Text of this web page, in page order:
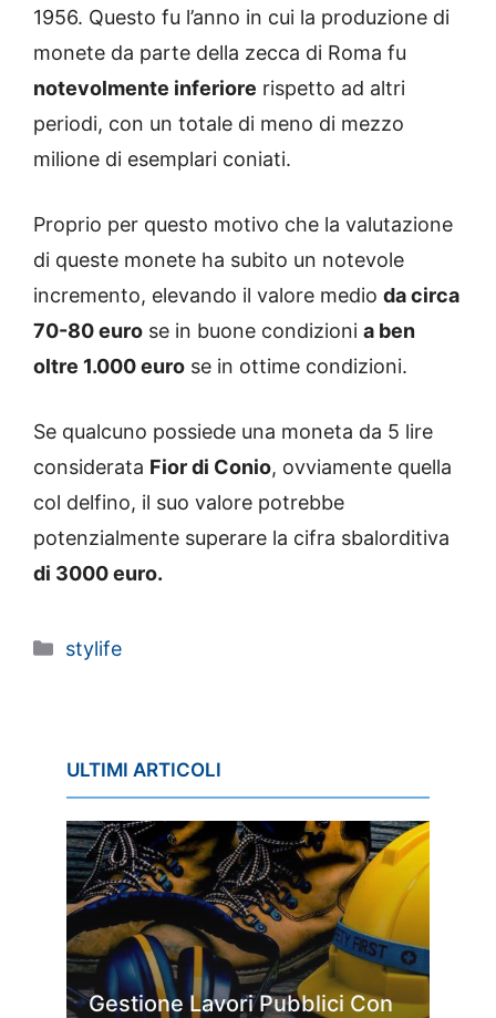
1956. Questo fu l’anno in cui la produzione di
monete da parte della zecca di Roma fu
notevolmente inferiore rispetto ad altri
periodi, con un totale di meno di mezzo
milione di esemplari coniati.
Proprio per questo motivo che la valutazione
di queste monete ha subito un notevole
incremento, elevando il valore medio da circa
70-80 euro se in buone condizioni a ben
oltre 1.000 euro se in ottime condizioni.
Se qualcuno possiede una moneta da 5 lire
considerata Fior di Conio, ovviamente quella
col delfino, il suo valore potrebbe
potenzialmente superare la cifra sbalorditiva
di 3000 euro.
Categorie
stylife
ULTIMI ARTICOLI
Gestione Lavori Pubblici Con